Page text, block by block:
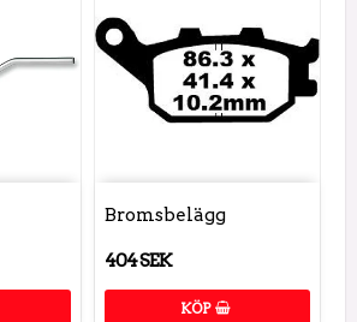
Bromsbelägg
404 SEK
KÖP